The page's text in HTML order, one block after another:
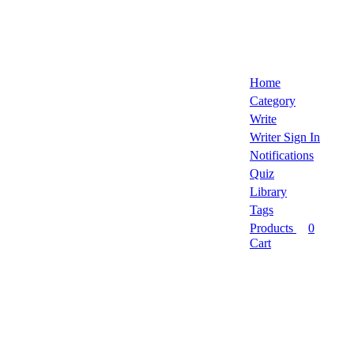
Home
Category
Write
Writer Sign In
Notifications
Quiz
Library
Tags
Products
0
Cart